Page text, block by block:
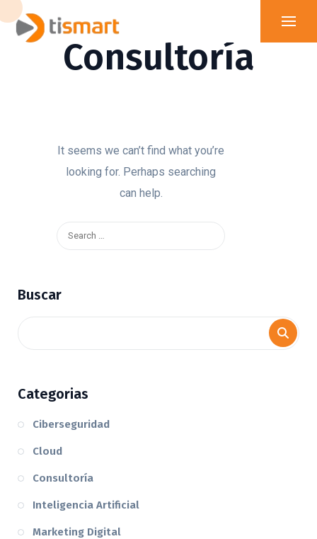
Consultoría
It seems we can’t find what you’re
looking for. Perhaps searching
can help.
Buscar
Categorias
Ciberseguridad
Cloud
Consultoría
Inteligencia Artificial
Marketing Digital